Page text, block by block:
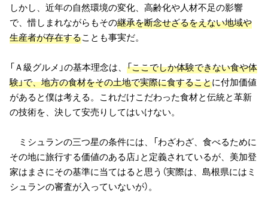
しかし、近年の自然環境の変化、高齢化や人材不足の影響
で、惜しまれながらもその継承を断念せざるをえない地域や
生産者が存在することも事実だ。
「Ａ級グルメ」の基本理念は、 「ここでしか体験できない食や体
験」で、地方の食材をその土地で実際に食することに付加価値
があると僕は考える。これだけこだわった食材と伝統と革新
の技術を、決して安売りしてはいけない。
ミシュランの三つ星の条件には、「わざわざ、食べるために
その地に旅行する価値のある店」と定義されているが、美加登
家はまさにその基準に当てはると思う（実際は、島根県にはミ
シュランの審査が入っていないが）。